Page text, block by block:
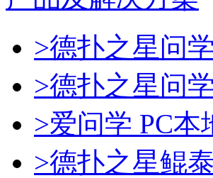
>德扑之星问
>德扑之星问
>爱问学 PC
>德扑之星鲲